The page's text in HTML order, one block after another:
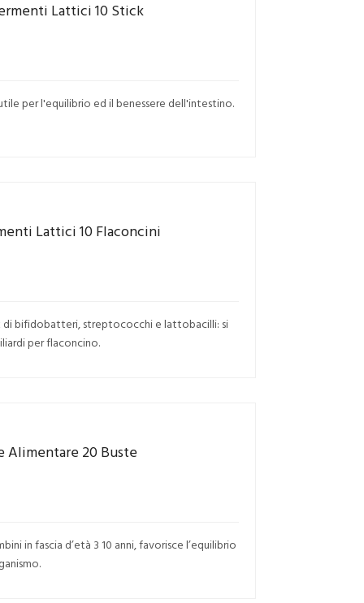
Lattici 10 Stick
per l'equilibrio ed il benessere dell'intestino.
Lattici 10 Flaconcini
di bifidobatteri, streptococchi e lattobacilli: si
per flaconcino.
Alimentare 20 Buste
in fascia d’età 3 10 anni, favorisce l’equilibrio